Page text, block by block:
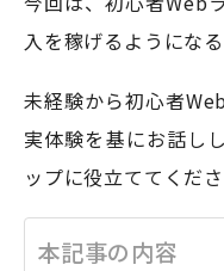
入を稼げるようにな
未経験から初心者
実体験を基にお話し
ップに役立ててくださ
本記事の内容